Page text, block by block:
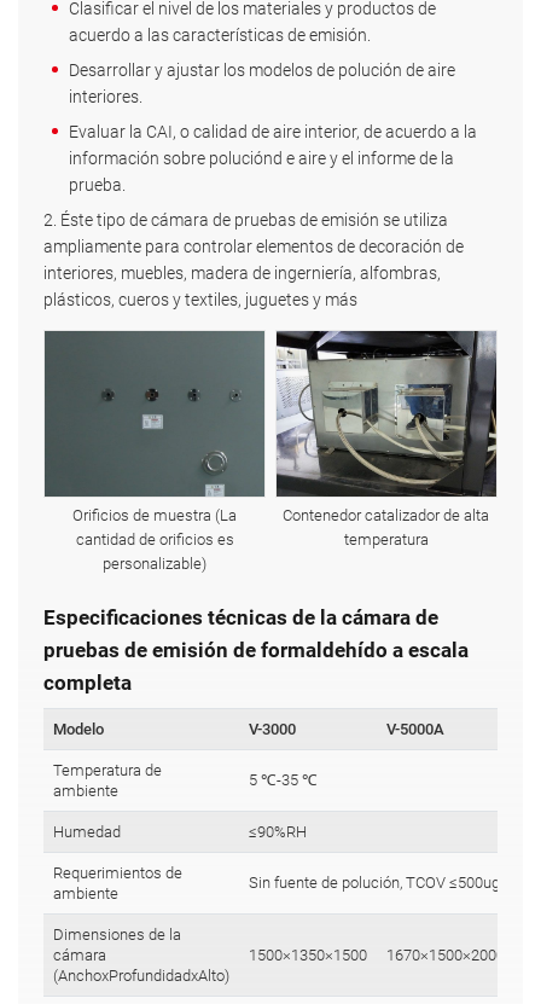
Clasificar el nivel de los materiales y productos de
acuerdo a las características de emisión.
Desarrollar y ajustar los modelos de polución de aire
interiores.
Evaluar la CAI, o calidad de aire interior, de acuerdo a la
información sobre poluciónd e aire y el informe de la
prueba.
2. Éste tipo de cámara de pruebas de emisión se utiliza
ampliamente para controlar elementos de decoración de
interiores, muebles, madera de ingerniería, alfombras,
plásticos, cueros y textiles, juguetes y más
Orificios de muestra (La
cantidad de orificios es
personalizable)
Contenedor catalizador de alta
temperatura
Especificaciones técnicas de la cámara de
pruebas de emisión de formaldehído a escala
completa
Modelo V-3000 V-5000A
Temperatura de
ambiente
5 ℃-35 ℃
Humedad ≤90%RH
Requerimientos de
ambiente
Sin fuente de polución, TCOV ≤500ug/m ³
Dimensiones de la
cámara
(AnchoxProfundidadxAlto)
1500×1350×1500 1670×1500×2000